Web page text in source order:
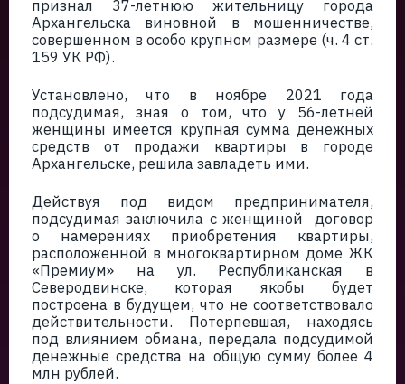
признал 37-летнюю жительницу города
Архангельска виновной в мошенничестве,
совершенном в особо крупном размере (ч. 4 ст.
159 УК РФ).
Установлено, что в ноябре 2021 года
подсудимая, зная о том, что у 56-летней
женщины имеется крупная сумма денежных
средств от продажи квартиры в городе
Архангельске, решила завладеть ими.
Действуя под видом предпринимателя,
подсудимая заключила с женщиной договор
о намерениях приобретения квартиры,
расположенной в многоквартирном доме ЖК
«Премиум» на ул. Республиканская в
Северодвинске, которая якобы будет
построена в будущем, что не соответствовало
действительности. Потерпевшая, находясь
под влиянием обмана, передала подсудимой
денежные средства на общую сумму более 4
млн рублей.